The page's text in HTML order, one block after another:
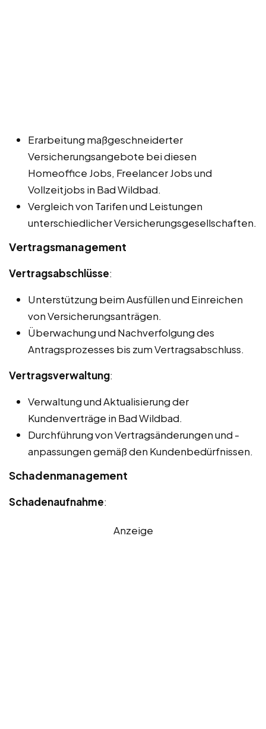
Erarbeitung maßgeschneiderter
Versicherungsangebote bei diesen
Homeoffice Jobs, Freelancer Jobs und
Vollzeitjobs in Bad Wildbad.
Vergleich von Tarifen und Leistungen
unterschiedlicher Versicherungsgesellschaften.
Vertragsmanagement
Vertragsabschlüsse:
Unterstützung beim Ausfüllen und Einreichen
von Versicherungsanträgen.
Überwachung und Nachverfolgung des
Antragsprozesses bis zum Vertragsabschluss.
Vertragsverwaltung:
Verwaltung und Aktualisierung der
Kundenverträge in Bad Wildbad.
Durchführung von Vertragsänderungen und -
anpassungen gemäß den Kundenbedürfnissen.
Schadenmanagement
Schadenaufnahme:
Anzeige